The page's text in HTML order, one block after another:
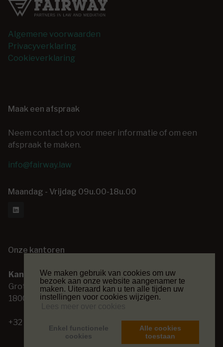
We maken gebruik van cookies om uw
bezoek aan onze website aangenamer te
maken. Uiteraard kan u ten alle tijden uw
instellingen voor cookies wijzigen.
Enkel functionele
cookies
Alle cookies
toestaan
Algemene voorwaarden
Privacyverklaring
Cookieverklaring
Maak een afspraak
Neem contact op voor meer informatie of om een
afspraak te maken.
info@fairway.law
Maandag - Vrijdag 09u.00-18u.00
Onze kantoren
Kantoor Vilvoorde
Grote Markt 14
1800 Vilvoorde
+32 (0) 2 253 26 00
Kantoor Lede
Kasteeldreef 48
9340 Lede
+32 (0) 53 80 45 70